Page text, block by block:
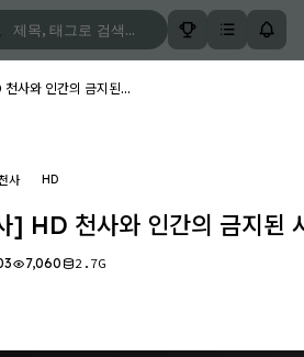
사와 인간의 금지된...
사 HD
] HD 천사와 인간의 금지된
7,060 2.7G